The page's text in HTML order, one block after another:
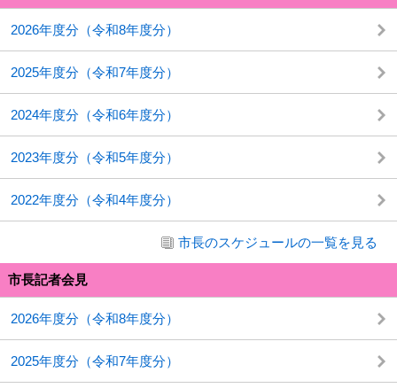
2026年度分（令和8年度分）
2025年度分（令和7年度分）
2024年度分（令和6年度分）
2023年度分（令和5年度分）
2022年度分（令和4年度分）
市長のスケジュールの一覧を見る
市長記者会見
2026年度分（令和8年度分）
2025年度分（令和7年度分）